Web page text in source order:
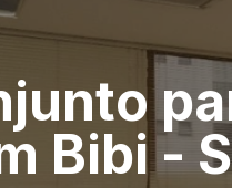
Bibi -